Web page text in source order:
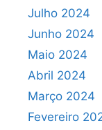
Julho 2024
Junho 2024
Maio 2024
Abril 2024
Março 2024
Fevereiro